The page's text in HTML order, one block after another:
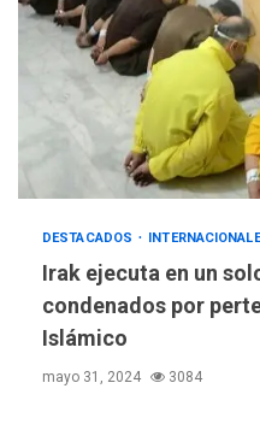
DESTACADOS
Irak ejecuta en un
condenados por
Islámico
mayo 31, 2024 3084